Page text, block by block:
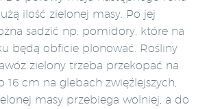
ilość zielonej masy. Po jej
sadzić np. pomidory, które na
będą obficie plonować. Rośliny
zielony trzeba przekopać na
16 cm na glebach zwięźlejszych,
masy przebiega wolniej, a do